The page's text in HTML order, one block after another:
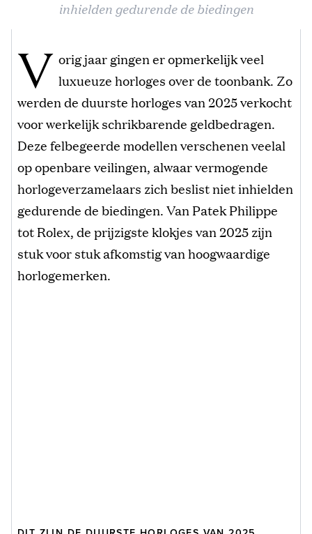
inhielden gedurende de biedingen
V orig jaar gingen er opmerkelijk veel
luxueuze horloges over de toonbank. Zo
werden de duurste horloges van 2025 verkocht
voor werkelijk schrikbarende geldbedragen.
Deze felbegeerde modellen verschenen veelal
op openbare veilingen, alwaar vermogende
horlogeverzamelaars zich beslist niet inhielden
gedurende de biedingen. Van Patek Philippe
tot Rolex, de prijzigste klokjes van 2025 zijn
stuk voor stuk afkomstig van hoogwaardige
horlogemerken.